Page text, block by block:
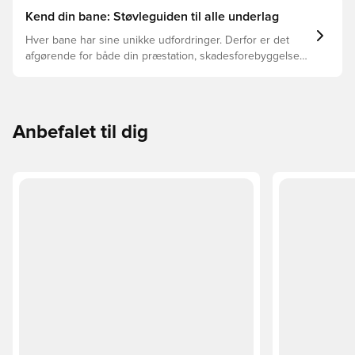
Kend din bane: Støvleguiden til alle underlag
Hver bane har sine unikke udfordringer. Derfor er det
afgørende for både din præstation, skadesforebyggelse
Anbefalet til dig